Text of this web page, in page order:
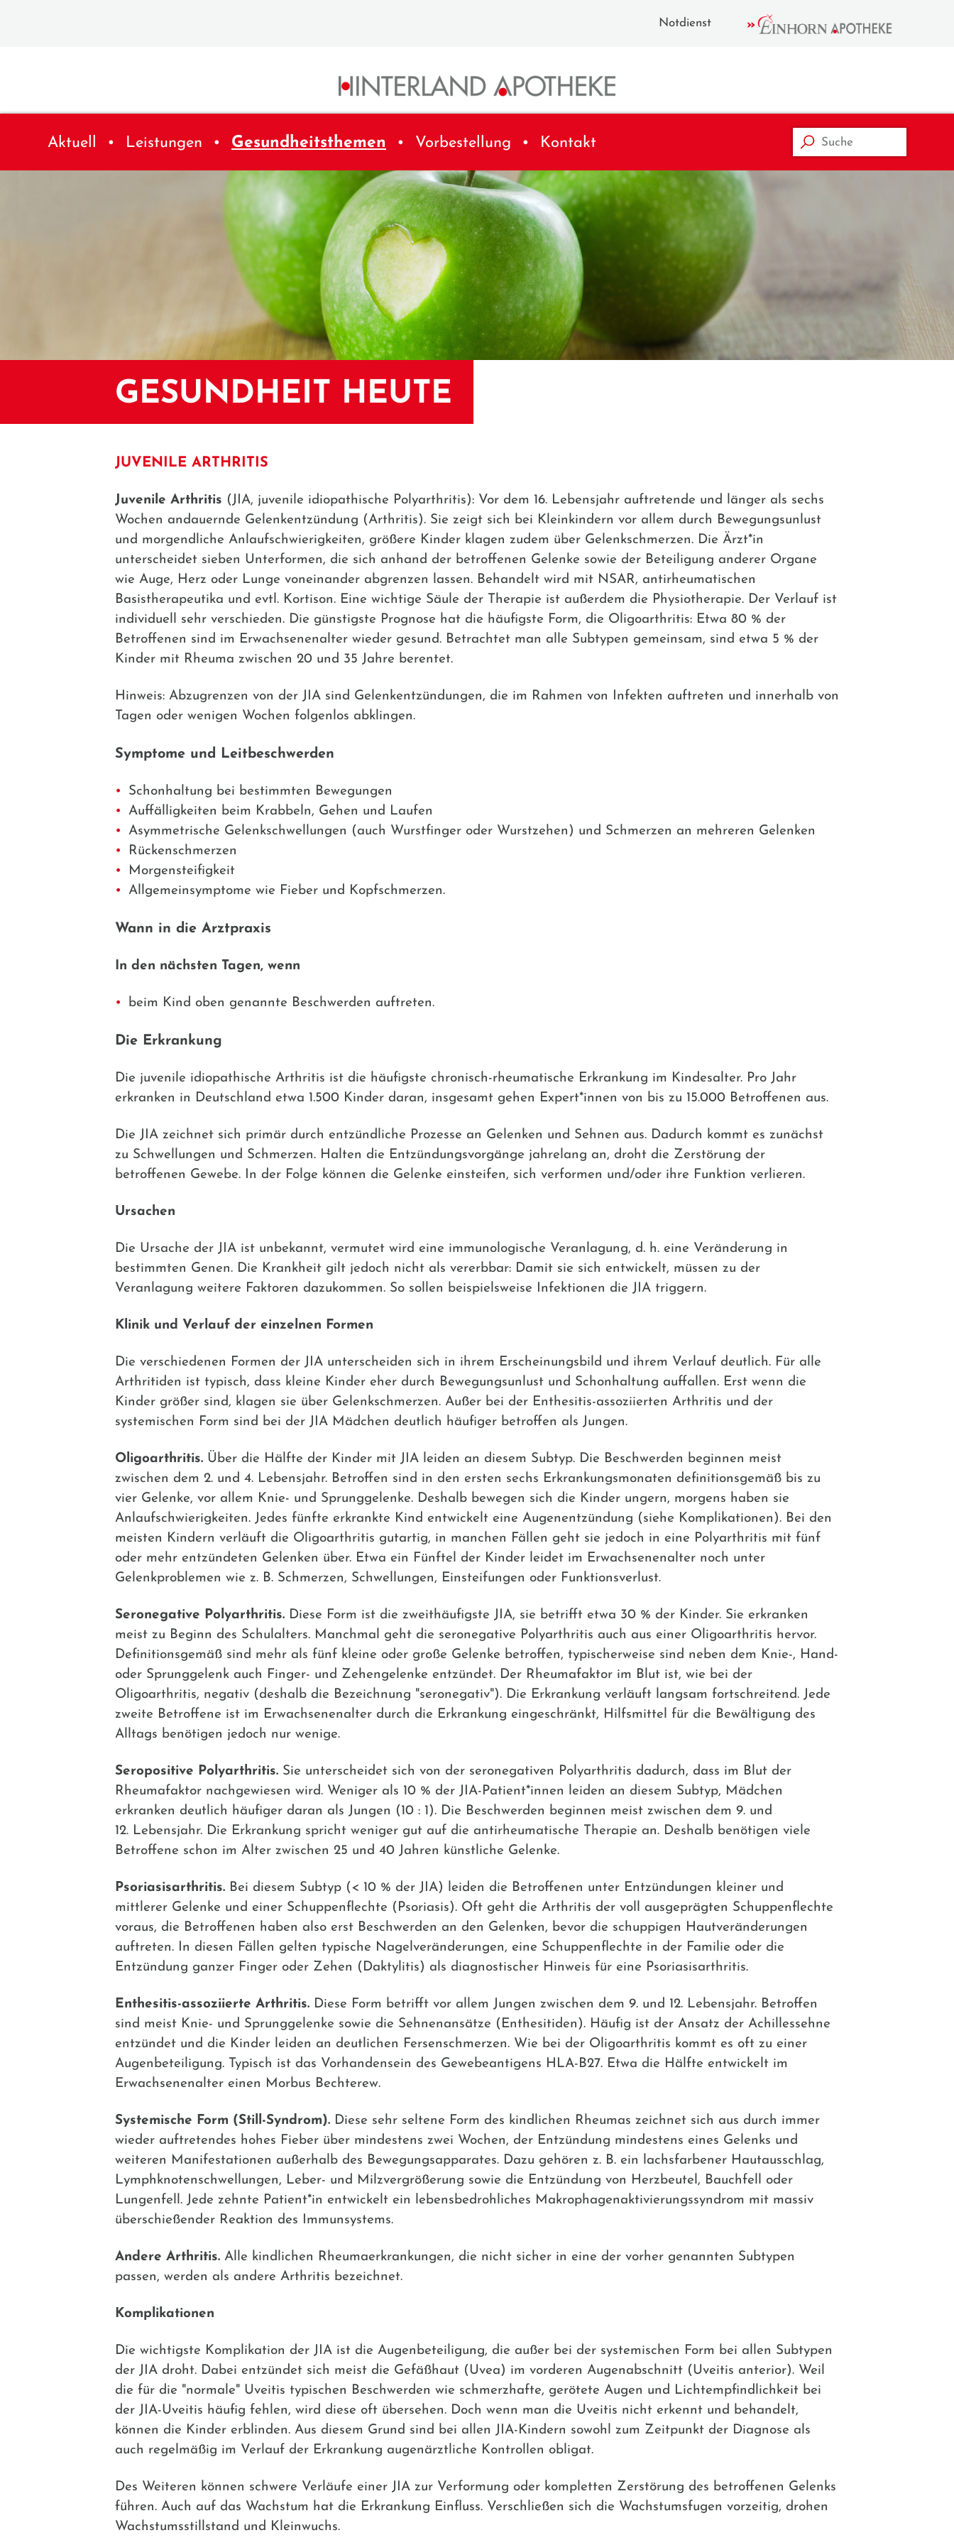
Notdienst
Aktuell Leistungen Gesundheitsthemen Vorbestellung Kontakt
GESUNDHEIT HEUTE
JUVENILE ARTHRITIS
Juvenile Arthritis (JIA, juvenile idiopathische Polyarthritis): Vor dem 16. Lebensjahr auftretende und länger als sechs
Wochen andauernde Gelenkentzündung (Arthritis). Sie zeigt sich bei Kleinkindern vor allem durch Bewegungsunlust
und morgendliche Anlaufschwierigkeiten, größere Kinder klagen zudem über Gelenkschmerzen. Die Ärzt*in
unterscheidet sieben Unterformen, die sich anhand der betroffenen Gelenke sowie der Beteiligung anderer Organe
wie Auge, Herz oder Lunge voneinander abgrenzen lassen. Behandelt wird mit NSAR, antirheumatischen
Basistherapeutika und evtl. Kortison. Eine wichtige Säule der Therapie ist außerdem die Physiotherapie. Der Verlauf ist
individuell sehr verschieden. Die günstigste Prognose hat die häufigste Form, die Oligoarthritis: Etwa 80 % der
Betroffenen sind im Erwachsenenalter wieder gesund. Betrachtet man alle Subtypen gemeinsam, sind etwa 5 % der
Kinder mit Rheuma zwischen 20 und 35 Jahre berentet.
Hinweis: Abzugrenzen von der JIA sind Gelenkentzündungen, die im Rahmen von Infekten auftreten und innerhalb von
Tagen oder wenigen Wochen folgenlos abklingen.
Symptome und Leitbeschwerden
Schonhaltung bei bestimmten Bewegungen
Auffälligkeiten beim Krabbeln, Gehen und Laufen
Asymmetrische Gelenkschwellungen (auch Wurstfinger oder Wurstzehen) und Schmerzen an mehreren Gelenken
Rückenschmerzen
Morgensteifigkeit
Allgemeinsymptome wie Fieber und Kopfschmerzen.
Wann in die Arztpraxis
In den nächsten Tagen, wenn
beim Kind oben genannte Beschwerden auftreten.
Die Erkrankung
Die juvenile idiopathische Arthritis ist die häufigste chronisch-rheumatische Erkrankung im Kindesalter. Pro Jahr
erkranken in Deutschland etwa 1.500 Kinder daran, insgesamt gehen Expert*innen von bis zu 15.000 Betroffenen aus.
Die JIA zeichnet sich primär durch entzündliche Prozesse an Gelenken und Sehnen aus. Dadurch kommt es zunächst
zu Schwellungen und Schmerzen. Halten die Entzündungsvorgänge jahrelang an, droht die Zerstörung der
betroffenen Gewebe. In der Folge können die Gelenke einsteifen, sich verformen und/oder ihre Funktion verlieren.
Ursachen
Die Ursache der JIA ist unbekannt, vermutet wird eine immunologische Veranlagung, d. h. eine Veränderung in
bestimmten Genen. Die Krankheit gilt jedoch nicht als vererbbar: Damit sie sich entwickelt, müssen zu der
Veranlagung weitere Faktoren dazukommen. So sollen beispielsweise Infektionen die JIA triggern.
Klinik und Verlauf der einzelnen Formen
Die verschiedenen Formen der JIA unterscheiden sich in ihrem Erscheinungsbild und ihrem Verlauf deutlich. Für alle
Arthritiden ist typisch, dass kleine Kinder eher durch Bewegungsunlust und Schonhaltung auffallen. Erst wenn die
Kinder größer sind, klagen sie über Gelenkschmerzen. Außer bei der Enthesitis-assoziierten Arthritis und der
systemischen Form sind bei der JIA Mädchen deutlich häufiger betroffen als Jungen.
Oligoarthritis. Über die Hälfte der Kinder mit JIA leiden an diesem Subtyp. Die Beschwerden beginnen meist
zwischen dem 2. und 4. Lebensjahr. Betroffen sind in den ersten sechs Erkrankungsmonaten definitionsgemäß bis zu
vier Gelenke, vor allem Knie- und Sprunggelenke. Deshalb bewegen sich die Kinder ungern, morgens haben sie
Anlaufschwierigkeiten. Jedes fünfte erkrankte Kind entwickelt eine Augenentzündung (siehe Komplikationen). Bei den
meisten Kindern verläuft die Oligoarthritis gutartig, in manchen Fällen geht sie jedoch in eine Polyarthritis mit fünf
oder mehr entzündeten Gelenken über. Etwa ein Fünftel der Kinder leidet im Erwachsenenalter noch unter
Gelenkproblemen wie z. B. Schmerzen, Schwellungen, Einsteifungen oder Funktionsverlust.
Seronegative Polyarthritis. Diese Form ist die zweithäufigste JIA, sie betrifft etwa 30 % der Kinder. Sie erkranken
meist zu Beginn des Schulalters. Manchmal geht die seronegative Polyarthritis auch aus einer Oligoarthritis hervor.
Definitionsgemäß sind mehr als fünf kleine oder große Gelenke betroffen, typischerweise sind neben dem Knie-, Hand-
oder Sprunggelenk auch Finger- und Zehengelenke entzündet. Der Rheumafaktor im Blut ist, wie bei der
Oligoarthritis, negativ (deshalb die Bezeichnung "seronegativ"). Die Erkrankung verläuft langsam fortschreitend. Jede
zweite Betroffene ist im Erwachsenenalter durch die Erkrankung eingeschränkt, Hilfsmittel für die Bewältigung des
Alltags benötigen jedoch nur wenige.
Seropositive Polyarthritis. Sie unterscheidet sich von der seronegativen Polyarthritis dadurch, dass im Blut der
Rheumafaktor nachgewiesen wird. Weniger als 10 % der JIA-Patient*innen leiden an diesem Subtyp, Mädchen
erkranken deutlich häufiger daran als Jungen (10 : 1). Die Beschwerden beginnen meist zwischen dem 9. und
12. Lebensjahr. Die Erkrankung spricht weniger gut auf die antirheumatische Therapie an. Deshalb benötigen viele
Betroffene schon im Alter zwischen 25 und 40 Jahren künstliche Gelenke.
Psoriasisarthritis. Bei diesem Subtyp (< 10 % der JIA) leiden die Betroffenen unter Entzündungen kleiner und
mittlerer Gelenke und einer Schuppenflechte (Psoriasis). Oft geht die Arthritis der voll ausgeprägten Schuppenflechte
voraus, die Betroffenen haben also erst Beschwerden an den Gelenken, bevor die schuppigen Hautveränderungen
auftreten. In diesen Fällen gelten typische Nagelveränderungen, eine Schuppenflechte in der Familie oder die
Entzündung ganzer Finger oder Zehen (Daktylitis) als diagnostischer Hinweis für eine Psoriasisarthritis.
Enthesitis-assoziierte Arthritis. Diese Form betrifft vor allem Jungen zwischen dem 9. und 12. Lebensjahr. Betroffen
sind meist Knie- und Sprunggelenke sowie die Sehnenansätze (Enthesitiden). Häufig ist der Ansatz der Achillessehne
entzündet und die Kinder leiden an deutlichen Fersenschmerzen. Wie bei der Oligoarthritis kommt es oft zu einer
Augenbeteiligung. Typisch ist das Vorhandensein des Gewebeantigens HLA-B27. Etwa die Hälfte entwickelt im
Erwachsenenalter einen Morbus Bechterew.
Systemische Form (Still-Syndrom). Diese sehr seltene Form des kindlichen Rheumas zeichnet sich aus durch immer
wieder auftretendes hohes Fieber über mindestens zwei Wochen, der Entzündung mindestens eines Gelenks und
weiteren Manifestationen außerhalb des Bewegungsapparates. Dazu gehören z. B. ein lachsfarbener Hautausschlag,
Lymphknotenschwellungen, Leber- und Milzvergrößerung sowie die Entzündung von Herzbeutel, Bauchfell oder
Lungenfell. Jede zehnte Patient*in entwickelt ein lebensbedrohliches Makrophagenaktivierungssyndrom mit massiv
überschießender Reaktion des Immunsystems.
Andere Arthritis. Alle kindlichen Rheumaerkrankungen, die nicht sicher in eine der vorher genannten Subtypen
passen, werden als andere Arthritis bezeichnet.
Komplikationen
Die wichtigste Komplikation der JIA ist die Augenbeteiligung, die außer bei der systemischen Form bei allen Subtypen
der JIA droht. Dabei entzündet sich meist die Gefäßhaut (Uvea) im vorderen Augenabschnitt (Uveitis anterior). Weil
die für die "normale" Uveitis typischen Beschwerden wie schmerzhafte, gerötete Augen und Lichtempfindlichkeit bei
der JIA-Uveitis häufig fehlen, wird diese oft übersehen. Doch wenn man die Uveitis nicht erkennt und behandelt,
können die Kinder erblinden. Aus diesem Grund sind bei allen JIA-Kindern sowohl zum Zeitpunkt der Diagnose als
auch regelmäßig im Verlauf der Erkrankung augenärztliche Kontrollen obligat.
Des Weiteren können schwere Verläufe einer JIA zur Verformung oder kompletten Zerstörung des betroffenen Gelenks
führen. Auch auf das Wachstum hat die Erkrankung Einfluss. Verschließen sich die Wachstumsfugen vorzeitig, drohen
Wachstumsstillstand und Kleinwuchs.